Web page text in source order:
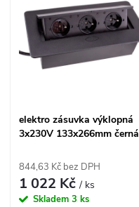
elektro zásuvka výklopná
3x230V 133x266mm černá
844,63 Kč bez DPH
1 022 Kč/ ks
Skladem 3 ks